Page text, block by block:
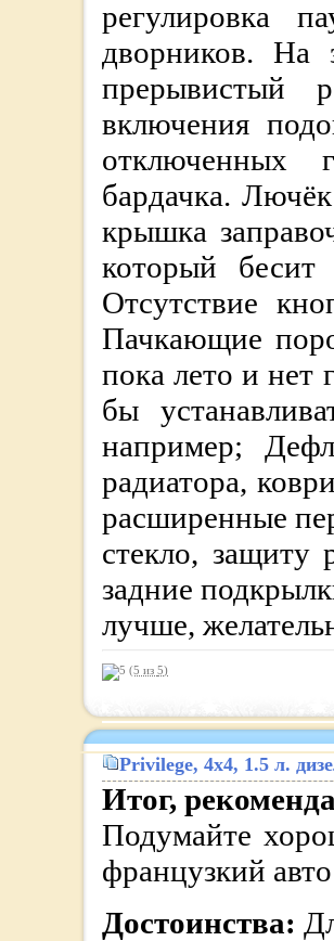
регулировка
дворников. На
прерывистый
включения
отключенных
бардачка.
крышка
который
Отсутствие
Пачкающие
пока лето и нет
бы
например;
радиатора,
расширенные
стекло, защиту
задние
лучше,
(5 из 5)
Privilege, 4x4, 1.5 л.
Итог,
Подумайте
французкий
Достоинства: